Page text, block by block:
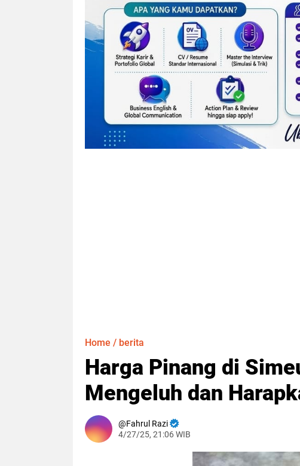
Home / berita
Harga Pinang di
Mengeluh dan
Fahrul Razi
4/27/25, 21:06 WIB